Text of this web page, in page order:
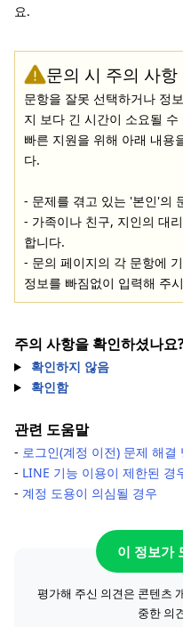
요.
문의 시 주의 사항
문항을 잘못 선택하거나 정
지 보다 긴 시간이 소요될 수
빠른 지원을 위해 아래 내용
다.
- 문제를 겪고 있는 '본인'의
- 가족이나 친구, 지인의 대
합니다.
- 문의 페이지의 각 문항에
정보를 빠짐없이 입력해 주
주의 사항을 확인하셨나요
확인하지 않음
확인함
관련 도움말
- 로그인(계정 이전) 문제 해결
- LINE 기능 이용이 제한된 경
- 계정 도용이 의심될 경우
이 정보가
평가해 주신 의견은 콘텐츠
중한 의